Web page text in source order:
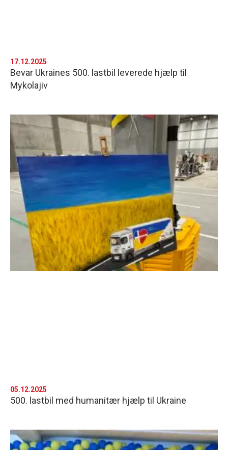
Bevar Ukraines 500. lastbil leverede hjælp til
Mykolajiv
17.12.2025
500. lastbil med humanitær hjælp til Ukraine
05.12.2025